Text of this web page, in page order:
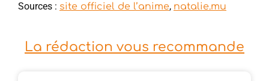
Sources : site officiel de l’anime, natalie.mu
La rédaction vous recommande